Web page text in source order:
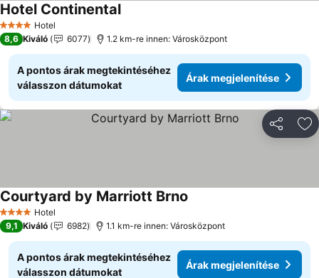
4 KategóriaHotel
Hotel ContinentalÁrak megjelenítése
8,6 Kiváló 6077 1.2 km-re innen: Városközpont
A pontos árak megtekintéséhez
válasszon dátumokat
Árak megjelenítése
4 KategóriaHotel
Courtyard by Marriott Brno
9,1 Kiváló 6982 1.1 km-re innen: Városközpont
A pontos árak megtekintéséhez
válasszon dátumokat
Árak megjelenítése